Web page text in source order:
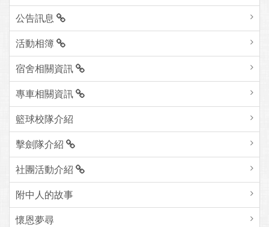
公告訊息
活動相簿
宿舍相關資訊
專車相關資訊
籃球校隊介紹
擊劍隊介紹
社團活動介紹
附中人的故事
懷恩夢尋